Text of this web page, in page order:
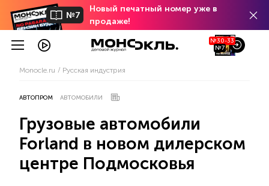
№7
Новый печатный номер уже в
продаже!
№30-33
№7
Monocle.ru Русская индустрия
АВТОПРОМ АВТОМОБИЛИ
Грузовые автомобили
Forland в новом дилерском
центре Подмосковья